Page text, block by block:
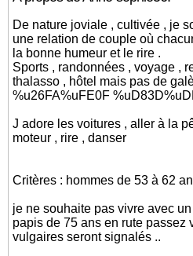
De nature joviale , cultivée , je
une relation de couple où
la bonne humeur et le rire .
Sports , randonnées , voyage ,
thalasso , hôtel mais pas de
%u26FA%uFE0F
J adore les voitures , aller à la
moteur , rire , danser
Critères : hommes de 53 à 62
je ne souhaite pas vivre avec
papis de 75 ans en rute passez
vulgaires seront signalés ..